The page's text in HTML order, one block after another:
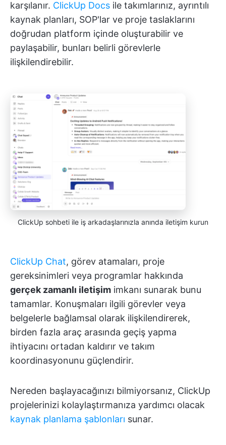
karşılanır. ClickUp Docs ile takımlarınız, ayrıntılı
kaynak planları, SOP'lar ve proje taslaklarını
doğrudan platform içinde oluşturabilir ve
paylaşabilir, bunları belirli görevlerle
ilişkilendirebilir.
ClickUp sohbeti ile iş arkadaşlarınızla anında iletişim kurun
ClickUp Chat, görev atamaları, proje
gereksinimleri veya programlar hakkında
gerçek zamanlı iletişim imkanı sunarak bunu
tamamlar. Konuşmaları ilgili görevler veya
belgelerle bağlamsal olarak ilişkilendirerek,
birden fazla araç arasında geçiş yapma
ihtiyacını ortadan kaldırır ve takım
koordinasyonunu güçlendirir.
Nereden başlayacağınızı bilmiyorsanız, ClickUp
projelerinizi kolaylaştırmanıza yardımcı olacak
kaynak planlama şablonları sunar.